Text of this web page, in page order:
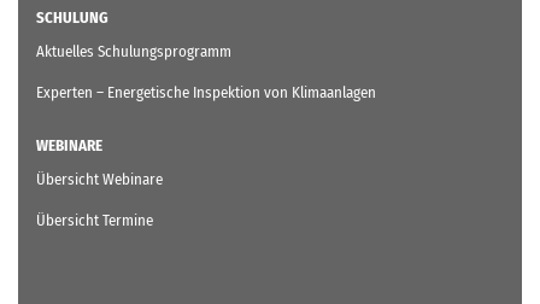
SCHULUNG
Aktuelles Schulungsprogramm
Experten – Energetische Inspektion von Klimaanlagen
WEBINARE
Übersicht Webinare
Übersicht Termine